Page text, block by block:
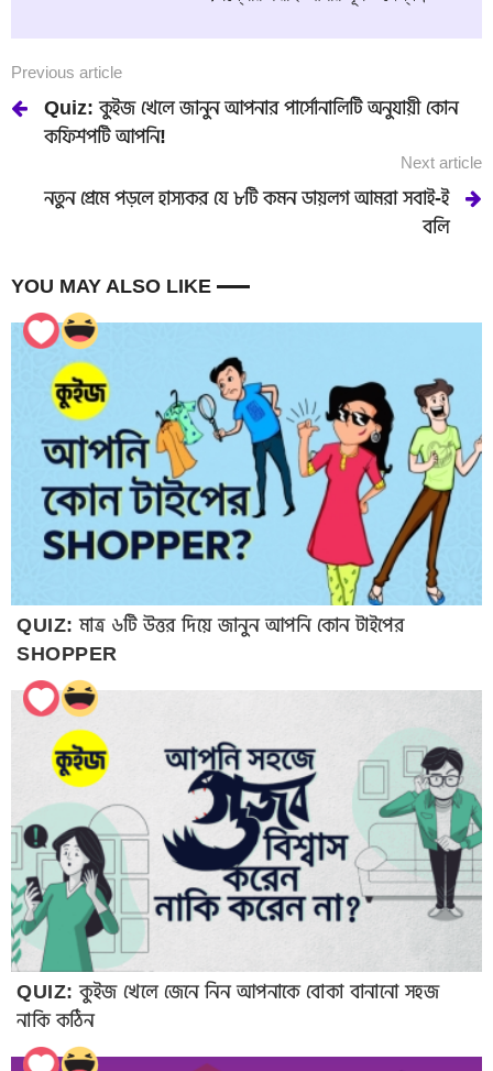
Previous article
Quiz: কুইজ খেলে জানুন আপনার পার্সোনালিটি অনুযায়ী কোন
কফিশপটি আপনি!
Next article
নতুন প্রেমে পড়লে হাস্যকর যে ৮টি কমন ডায়লগ আমরা সবাই-ই
বলি
YOU MAY ALSO LIKE
QUIZ: মাত্র ৬টি উত্তর দিয়ে জানুন আপনি কোন টাইপের
SHOPPER
QUIZ: কুইজ খেলে জেনে নিন আপনাকে বোকা বানানো সহজ
নাকি কঠিন